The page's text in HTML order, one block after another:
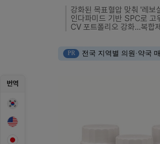
번역
강화된 목표혈압 맞춰 '레보
인다파미드 기반 SPC로 고
CV 포트폴리오 강화…복합
PR 전국 지역별 의원·약국